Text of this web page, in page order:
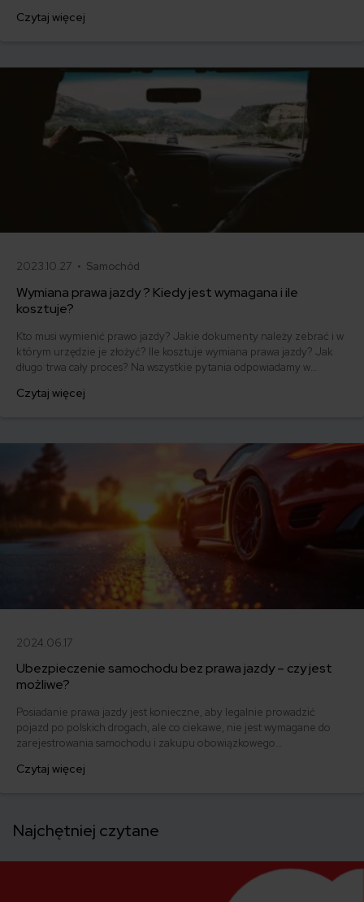
Czytaj więcej
2023.10.27 • Samochód
Wymiana prawa jazdy ? Kiedy jest wymagana i ile
kosztuje?
Kto musi wymienić prawo jazdy? Jakie dokumenty należy zebrać i w
którym urzędzie je złożyć? Ile kosztuje wymiana prawa jazdy? Jak
długo trwa cały proces? Na wszystkie pytania odpowiadamy w
Polsce nowe procedury, które jako kierowca powinieneś znać. Od
Czytaj więcej
2024.06.17
Ubezpieczenie samochodu bez prawa jazdy – czy jest
możliwe?
Posiadanie prawa jazdy jest konieczne, aby legalnie prowadzić
pojazd po polskich drogach, ale co ciekawe, nie jest wymagane do
zarejestrowania samochodu i zakupu obowiązkowego
wykupić polisę odpowiedzialności cywilnej. Przeczytaj, aby
Czytaj więcej
Najchętniej czytane